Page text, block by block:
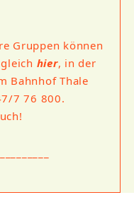
Gruppen können
hier, in der
Bahnhof Thale
7 76 800.